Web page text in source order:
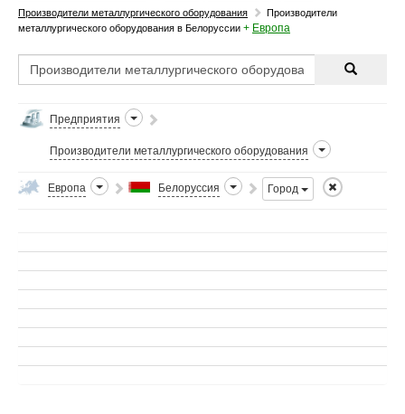
Производители металлургического оборудования
Производители
металлургического оборудования в Белоруссии + Европа
Предприятия
Производители металлургического оборудования
Европа Белоруссия Город